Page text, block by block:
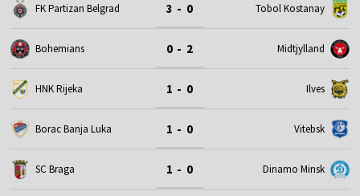
FK Partizan Belgrad 3 - 0 Tobol Kostanay
Bohemians 0 - 2 Midtjylland
HNK Rijeka 1 - 0 Ilves
Borac Banja Luka 1 - 0 Vitebsk
SC Braga 1 - 0 Dinamo Minsk